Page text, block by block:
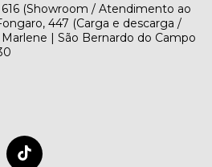
(Showroom / Atendimento ao
447 (Carga e descarga /
| São Bernardo do Campo